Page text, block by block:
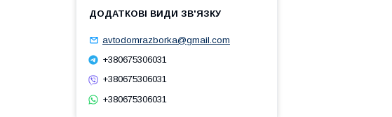
avtodomrazborka@gmail.com
+380675306031
+380675306031
+380675306031